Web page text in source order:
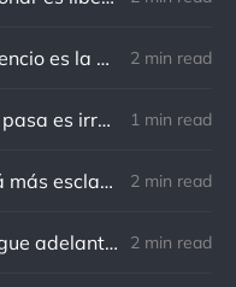
Anónimo: A veces el silencio es la mejor respuesta 2 min read
Gandhi: Un minuto que pasa es irrecuperable. Conociendo esto, ¿cómo podemos malgastar tantas horas? 1 min read
Von Goethe: Nadie está más esclavizado que aquellos que falsamente creen que son libres. 2 min read
Charles F. Kettering: Sigue adelante, y es probable que tropieces con algo, tal vez cuando menos lo esperes. Nunca he escuchado hablar de alguien algu 2 min read